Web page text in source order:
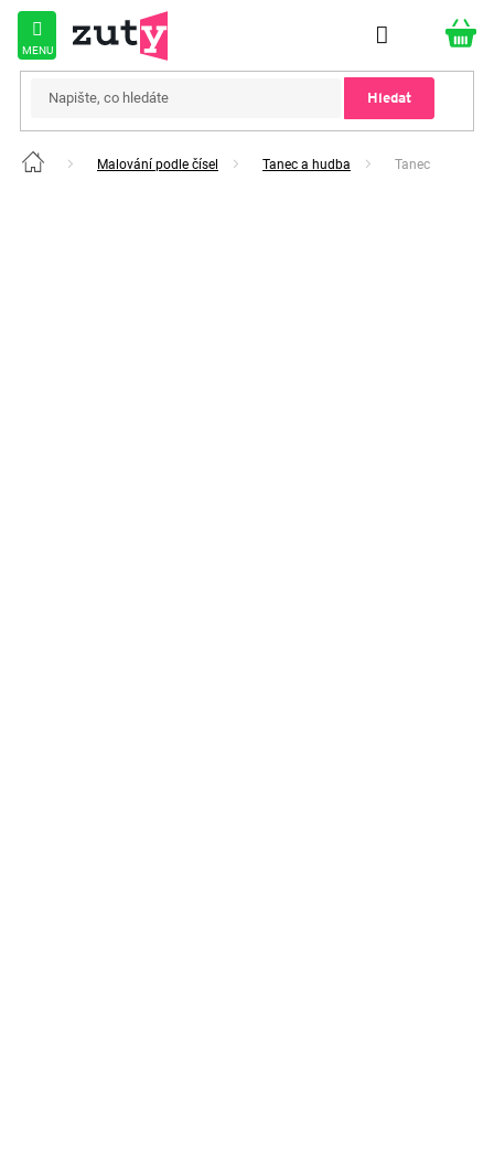
Přejít
obsah
Hledat
Domů Malování podle čísel Tanec a hudba Tanec